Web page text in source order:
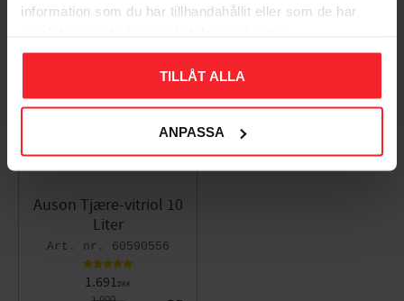
information som du har tillhandahållit eller som de har
TILLÅT ALLA
ANPASSA
Auson Tjære-vitriol 10
Liter
60590556
1.691DKK